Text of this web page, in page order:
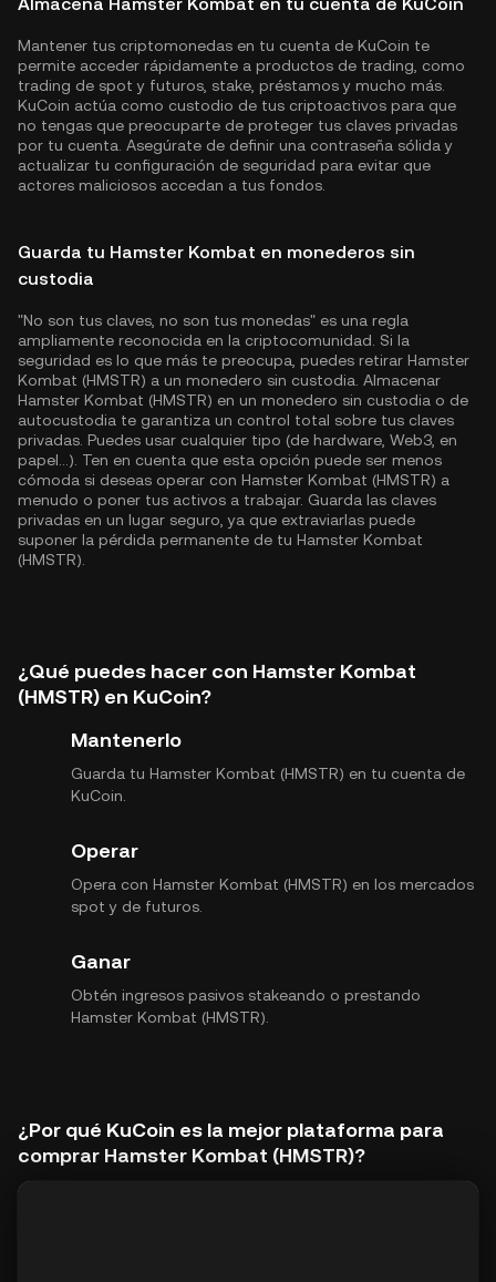
Mantener tus criptomonedas en tu cuenta de KuCoin te
permite acceder rápidamente a productos de trading, como
trading de spot y futuros, stake, préstamos y mucho más.
KuCoin actúa como custodio de tus criptoactivos para que
no tengas que preocuparte de proteger tus claves privadas
por tu cuenta. Asegúrate de definir una contraseña sólida y
actualizar tu configuración de seguridad para evitar que
actores maliciosos accedan a tus fondos.
Guarda tu Hamster Kombat en monederos sin
custodia
"No son tus claves, no son tus monedas" es una regla
ampliamente reconocida en la criptocomunidad. Si la
seguridad es lo que más te preocupa, puedes retirar Hamster
Kombat (HMSTR) a un monedero sin custodia. Almacenar
Hamster Kombat (HMSTR) en un monedero sin custodia o de
autocustodia te garantiza un control total sobre tus claves
privadas. Puedes usar cualquier tipo (de hardware, Web3, en
papel...). Ten en cuenta que esta opción puede ser menos
cómoda si deseas operar con Hamster Kombat (HMSTR) a
menudo o poner tus activos a trabajar. Guarda las claves
privadas en un lugar seguro, ya que extraviarlas puede
suponer la pérdida permanente de tu Hamster Kombat
(HMSTR).
¿Qué puedes hacer con Hamster Kombat
(HMSTR) en KuCoin?
Mantenerlo
Guarda tu Hamster Kombat (HMSTR) en tu cuenta de
KuCoin.
Operar
Opera con Hamster Kombat (HMSTR) en los mercados
spot y de futuros.
Ganar
Obtén ingresos pasivos stakeando o prestando
Hamster Kombat (HMSTR).
¿Por qué KuCoin es la mejor plataforma para
comprar Hamster Kombat (HMSTR)?